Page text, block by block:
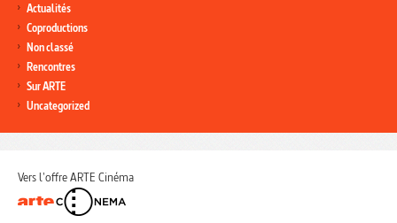
Actualités
Coproductions
Non classé
Rencontres
Sur ARTE
Uncategorized
Vers l'offre ARTE Cinéma